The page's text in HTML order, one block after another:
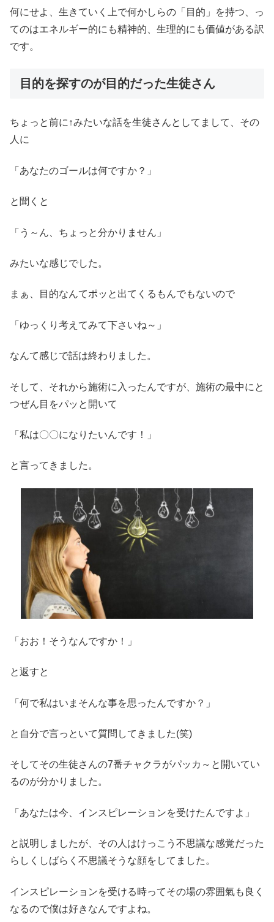
何にせよ、生きていく上で何かしらの「目的」を持つ、っ
てのはエネルギー的にも精神的、生理的にも価値がある訳
です。
目的を探すのが目的だった生徒さん
ちょっと前に↑みたいな話を生徒さんとしてまして、その
人に
「あなたのゴールは何ですか？」
と聞くと
「う～ん、ちょっと分かりません」
みたいな感じでした。
まぁ、目的なんてポッと出てくるもんでもないので
「ゆっくり考えてみて下さいね～」
なんて感じで話は終わりました。
そして、それから施術に入ったんですが、施術の最中にと
つぜん目をパッと開いて
「私は〇〇になりたいんです！」
と言ってきました。
「おお！そうなんですか！」
と返すと
「何で私はいまそんな事を思ったんですか？」
と自分で言っといて質問してきました(笑)
そしてその生徒さんの7番チャクラがパッカ～と開いてい
るのが分かりました。
「あなたは今、インスピレーションを受けたんですよ」
と説明しましたが、その人はけっこう不思議な感覚だった
らしくしばらく不思議そうな顔をしてました。
インスピレーションを受ける時ってその場の雰囲氣も良く
なるので僕は好きなんですよね。